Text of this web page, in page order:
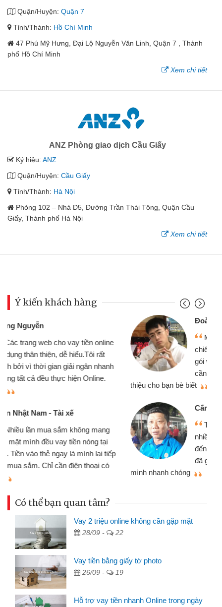
Quận/Huyện: Quận 7
Tỉnh/Thành: Hồ Chí Minh
47 Phú Mỹ Hưng, Đại Lộ Nguyễn Văn Linh, Quận 7 , Thành
phố Hồ Chí Minh
Xem chi tiết
ANZ Phòng giao dịch Cầu Giấy
Ký hiệu: ANZ
Quận/Huyện: Cầu Giấy
Tỉnh/Thành: Hà Nội
Phòng 102 – Nhà D5, Đường Trần Thái Tông, Quận Cầu
Giấy, Thành phố Hà Nội
Xem chi tiết
Ý kiến khách hàng
Mình cần tiền gấp nên định cầm cố
chiếc xe wave nhưng thật may đã có
gói vay tiền bằng CMND online không
cần gặp mặt nên rất tiện lợi, sẽ giới
thiệu cho bạn bè biết
Cấn Văn Lực - Tạp hóa
Tôi kinh doanh buôn bán nhỏ lẻ
nhiều lúc cần vốn nhập hàng, nhờ biết
đến website qua bạn bè giới thiệu tôi
đã giải quyết được công việc của
Có thể bạn quan tâm?
Vay 2 triệu online không cần gặp mặt
28/09 - 22
Vay tiền bằng giấy tờ photo
26/09 - 19
Hỗ trợ vay tiền nhanh Online trong ngày